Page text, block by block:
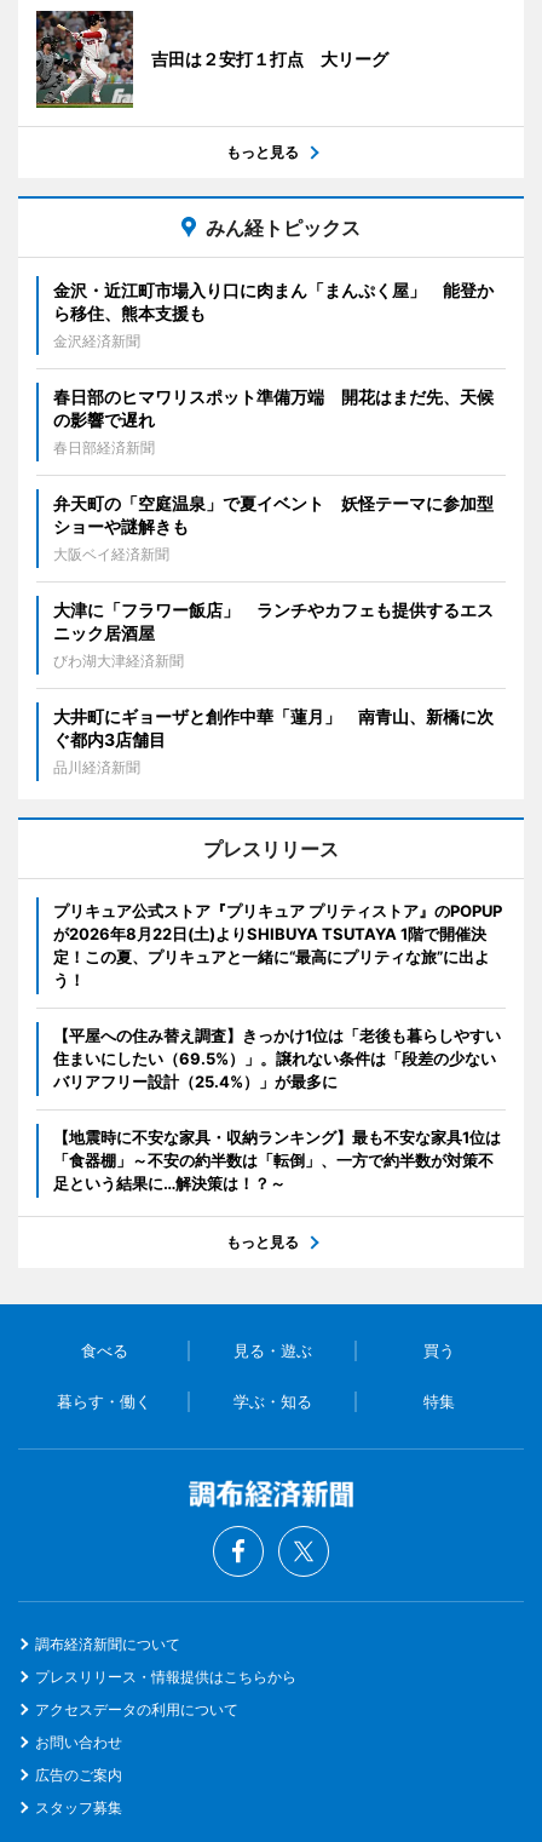
吉田は２安打１打点 大リーグ
もっと見る
みん経トピックス
金沢・近江町市場入り口に肉まん「まんぷく屋」 能登か
ら移住、熊本支援も
金沢経済新聞
春日部のヒマワリスポット準備万端 開花はまだ先、天候
の影響で遅れ
春日部経済新聞
弁天町の「空庭温泉」で夏イベント 妖怪テーマに参加型
ショーや謎解きも
大阪ベイ経済新聞
大津に「フラワー飯店」 ランチやカフェも提供するエス
ニック居酒屋
びわ湖大津経済新聞
大井町にギョーザと創作中華「蓮月」 南青山、新橋に次
ぐ都内3店舗目
品川経済新聞
プレスリリース
プリキュア公式ストア『プリキュア プリティストア』のPOPUP
が2026年8月22日(土)よりSHIBUYA TSUTAYA 1階で開催決
定！この夏、プリキュアと一緒に“最高にプリティな旅”に出よ
う！
【平屋への住み替え調査】きっかけ1位は「老後も暮らしやすい
住まいにしたい（69.5%）」。譲れない条件は「段差の少ない
バリアフリー設計（25.4%）」が最多に
【地震時に不安な家具・収納ランキング】最も不安な家具1位は
「食器棚」～不安の約半数は「転倒」、一方で約半数が対策不
足という結果に…解決策は！？～
もっと見る
食べる 見る・遊ぶ 買う
暮らす・働く 学ぶ・知る 特集
調布経済新聞について
プレスリリース・情報提供はこちらから
アクセスデータの利用について
お問い合わせ
広告のご案内
スタッフ募集